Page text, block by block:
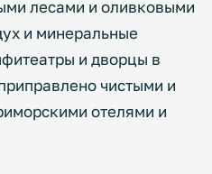
лесами и оливковыми
и минеральные
и дворцы в
чистыми и
отелями и